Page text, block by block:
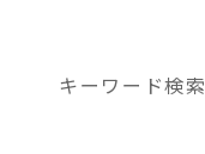
キーワード検索